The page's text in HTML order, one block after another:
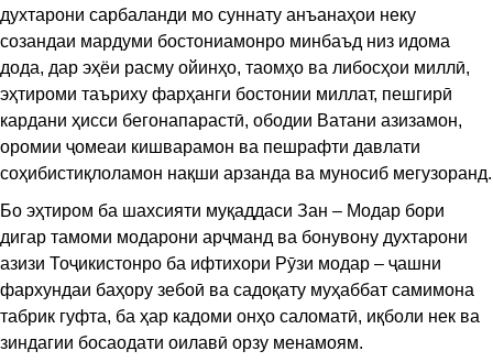
духтарони сарбаланди мо суннату анъанаҳои неку
созандаи мардуми бостониамонро минбаъд низ идома
дода, дар эҳёи расму ойинҳо, таомҳо ва либосҳои миллӣ,
эҳтироми таъриху фарҳанги бостонии миллат, пешгирӣ
кардани ҳисси бегонапарастӣ, ободии Ватани азизамон,
оромии ҷомеаи кишварамон ва пешрафти давлати
соҳибистиқлоламон нақши арзанда ва муносиб мегузоранд.
Бо эҳтиром ба шахсияти муқаддаси Зан – Модар бори
дигар тамоми модарони арҷманд ва бонувону духтарони
азизи Тоҷикистонро ба ифтихори Рӯзи модар – ҷашни
фархундаи баҳору зебоӣ ва садоқату муҳаббат самимона
табрик гуфта, ба ҳар кадоми онҳо саломатӣ, иқболи нек ва
зиндагии босаодати оилавӣ орзу менамоям.